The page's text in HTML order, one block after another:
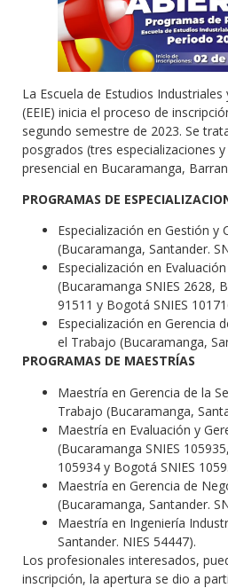
La Escuela de Estudios Industriales
(EEIE) inicia el proceso de
segundo semestre de 2023. Se
posgrados (tres especializaciones
presencial en Bucaramanga,
PROGRAMAS DE
Especialización en Gestión y
(Bucaramanga, Santander.
Especialización en
(Bucaramanga SNIES 2628,
91511 y Bogotá SNIES
Especialización en Gerencia
el Trabajo (Bucaramanga,
PROGRAMAS DE MAESTRÍAS
Maestría en Gerencia de la
Trabajo (Bucaramanga,
Maestría en Evaluación y
(Bucaramanga SNIES
105934 y Bogotá SNIES
Maestría en Gerencia de
(Bucaramanga, Santander.
Maestría en Ingeniería
Santander. NIES 54447).
Los profesionales interesados,
inscripción, la apertura se dio a